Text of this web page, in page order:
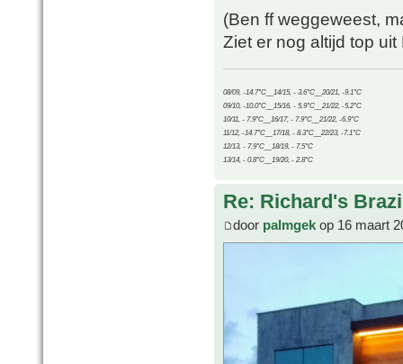
(Ben ff weggeweest,
Ziet er nog altijd top
08/09, -14.7°C__14/15, - 3.6°C__20/21, -9.1°C
09/10, -10.0°C__15/16, - 5.9°C__21/22, -5.2°C
10/11, - 7.9°C__16/17, - 7.9°C__21/22, -6.9°C
11/12, -14.7°C__17/18, - 8.3°C__22/23, -7.1°C
12/13, - 7.9°C__18/19, - 7.5°C
13/14, - 0.8°C__19/20, - 2.8°C
Re: Richard's
door palmgek op 16 maart